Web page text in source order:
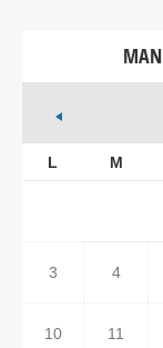
L M
3 4
10 11